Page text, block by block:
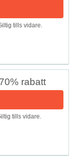
tills vidare.
rabatt
tills vidare.